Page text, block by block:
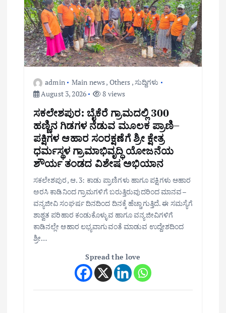
admin Main news, Others ,ಸುದ್ದಿಗಳು
August 3, 2026
8 views
ಸಕಲೇಶಪುರ: ಬೈಕೆರೆ ಗ್ರಾಮದಲ್ಲಿ 300
ಹಣ್ಣಿನ ಗಿಡಗಳ ನೆಡುವ ಮೂಲಕ ಪ್ರಾಣಿ–
ಪಕ್ಷಿಗಳ ಆಹಾರ ಸಂರಕ್ಷಣೆಗೆ ಶ್ರೀ ಕ್ಷೇತ್ರ
ಧರ್ಮಸ್ಥಳ ಗ್ರಾಮಾಭಿವೃದ್ಧಿ ಯೋಜನೆಯ
ಶೌರ್ಯ ತಂಡದ ವಿಶೇಷ ಅಭಿಯಾನ
ಸಕಲೇಶಪುರ, ಆ. 3: ಕಾಡು ಪ್ರಾಣಿಗಳು ಹಾಗೂ ಪಕ್ಷಿಗಳು ಆಹಾರ
ಅರಸಿ ಕಾಡಿನಿಂದ ಗ್ರಾಮಗಳಿಗೆ ಬರುತ್ತಿರುವುದರಿಂದ ಮಾನವ–
ವನ್ಯಜೀವಿ ಸಂಘರ್ಷ ದಿನದಿಂದ ದಿನಕ್ಕೆ ಹೆಚ್ಚಾಗುತ್ತಿದೆ. ಈ ಸಮಸ್ಯೆಗೆ
ಶಾಶ್ವತ ಪರಿಹಾರ ಕಂಡುಕೊಳ್ಳುವ ಹಾಗೂ ವನ್ಯಜೀವಿಗಳಿಗೆ
ಕಾಡಿನಲ್ಲೇ ಆಹಾರ ಲಭ್ಯವಾಗುವಂತೆ ಮಾಡುವ ಉದ್ದೇಶದಿಂದ
ಶ್ರೀ…
Spread the love